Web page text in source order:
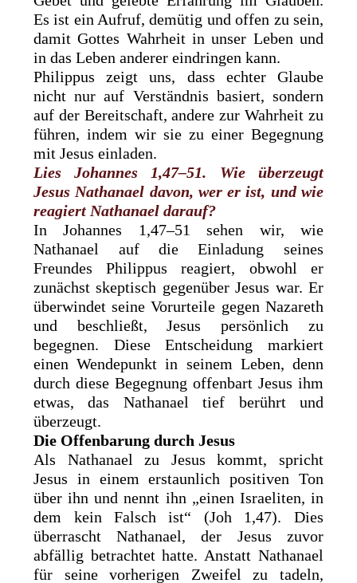
Es ist ein Aufruf, demütig und offen zu sein,
damit Gottes Wahrheit in unser Leben und
in das Leben anderer eindringen kann.
Philippus zeigt uns, dass echter Glaube
nicht nur auf Verständnis basiert, sondern
auf der Bereitschaft, andere zur Wahrheit zu
führen, indem wir sie zu einer Begegnung
mit Jesus einladen.
Lies Johannes 1,47–51. Wie überzeugt
Jesus Nathanael davon, wer er ist, und wie
reagiert Nathanael darauf?
In Johannes 1,47–51 sehen wir, wie
Nathanael auf die Einladung seines
Freundes Philippus reagiert, obwohl er
zunächst skeptisch gegenüber Jesus war. Er
überwindet seine Vorurteile gegen Nazareth
und beschließt, Jesus persönlich zu
begegnen. Diese Entscheidung markiert
einen Wendepunkt in seinem Leben, denn
durch diese Begegnung offenbart Jesus ihm
etwas, das Nathanael tief berührt und
überzeugt.
Die Offenbarung durch Jesus
Als Nathanael zu Jesus kommt, spricht
Jesus in einem erstaunlich positiven Ton
über ihn und nennt ihn „einen Israeliten, in
dem kein Falsch ist“ (Joh 1,47). Dies
überrascht Nathanael, der Jesus zuvor
abfällig betrachtet hatte. Anstatt Nathanael
für seine vorherigen Zweifel zu tadeln,